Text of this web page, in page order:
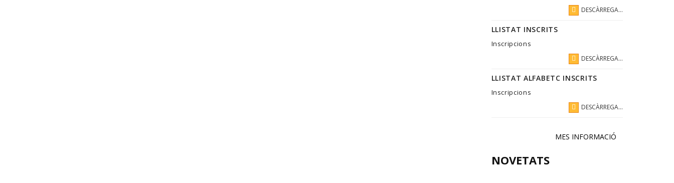
DESCÀRREGA...
LLISTAT INSCRITS
Inscripcions
DESCÀRREGA...
LLISTAT ALFABETC INSCRITS
Inscripcions
DESCÀRREGA...
MES INFORMACIÓ
NOVETATS